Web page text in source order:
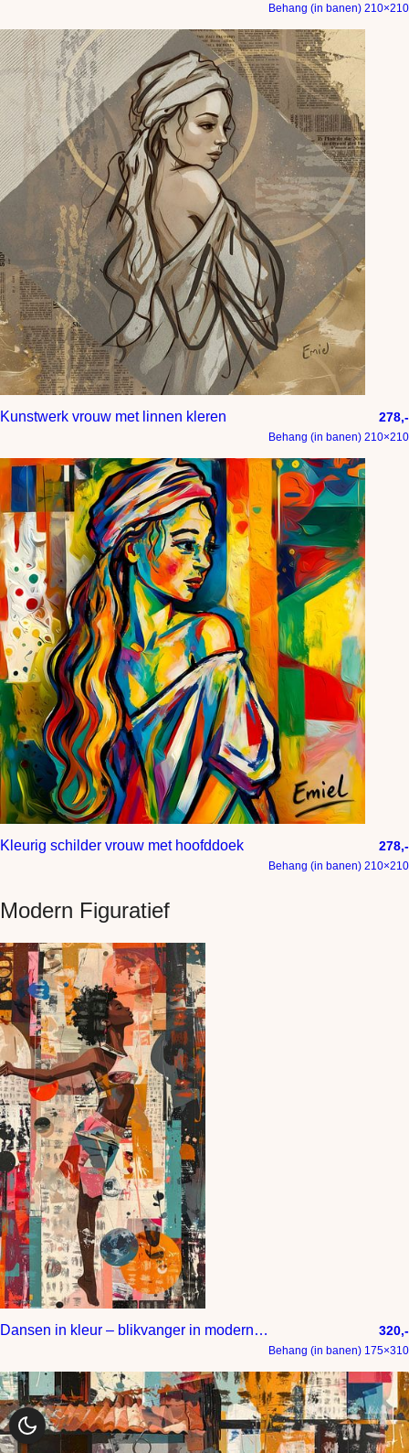
Behang (in banen) 210×210
Kunstwerk vrouw met linnen kleren 278,-
Behang (in banen) 210×210
Kleurig schilder vrouw met hoofddoek 278,-
Behang (in banen) 210×210
Modern Figuratief
Dansen in kleur – blikvanger in moderne stijl 320,-
Behang (in banen) 175×310